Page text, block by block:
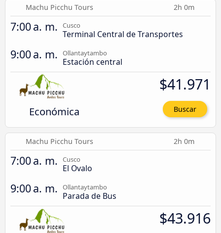
Machu Picchu Tours 2h 0m
7:00 a. m. Cusco
Terminal Central de Transportes
9:00 a. m. Ollantaytambo
Estación central
Económica
$41.971
Buscar
Machu Picchu Tours 2h 0m
7:00 a. m. Cusco
El Ovalo
9:00 a. m. Ollantaytambo
Parada de Bus
$43.916